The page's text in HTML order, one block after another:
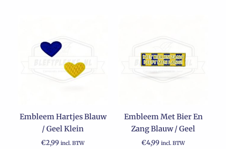
Embleem Hartjes Blauw
/ Geel Klein
€2,99 incl. BTW
Embleem Met Bier En
Zang Blauw / Geel
€4,99 incl. BTW